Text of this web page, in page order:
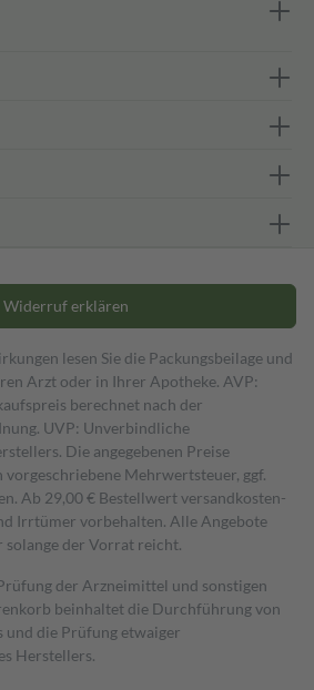
Widerruf erklären
lesen Sie die Packungsbeilage und
Arzt oder in Ihrer Apotheke. AVP:
berechnet nach der
UVP: Unverbindliche
Die angegebenen Preise
vorgeschriebene Mehrwertsteuer, ggf.
Ab 29,00 € Bestell­wert versand­kosten­
Irrtümer vorbehalten. Alle Angebote
solange der Vorrat reicht.
der Arzneimittel und sonstigen
beinhaltet die Durchführung von
und die Prüfung etwaiger
Herstellers.